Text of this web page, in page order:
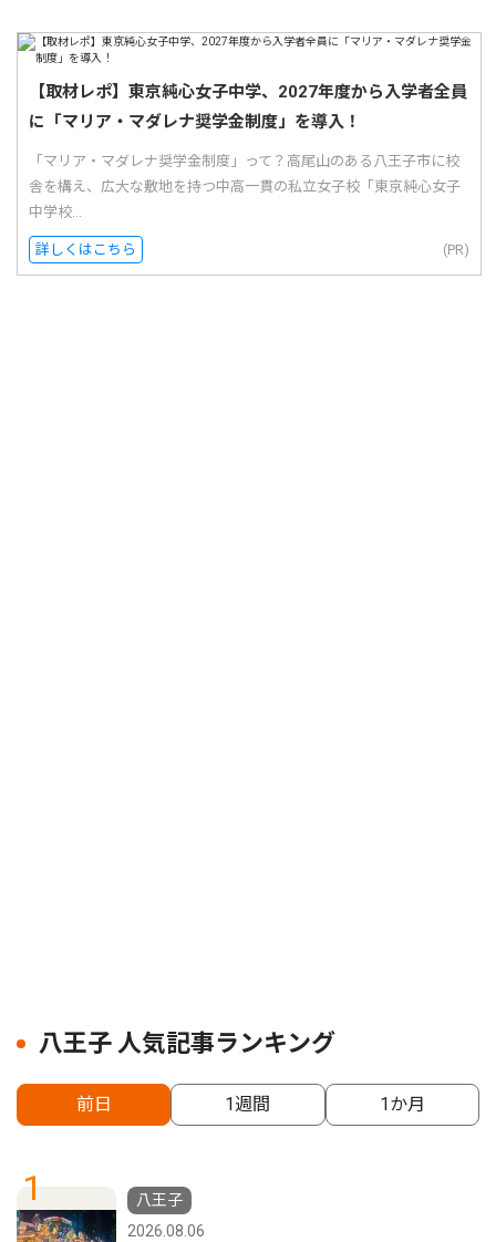
【取材レポ】東京純心女子中学、2027年度から入学者全員
に「マリア・マダレナ奨学金制度」を導入！
「マリア・マダレナ奨学金制度」って？高尾山のある八王子市に校
舎を構え、広大な敷地を持つ中高一貫の私立女子校「東京純心女子
中学校...
詳しくはこちら (PR)
八王子 人気記事ランキング
前日 1週間 1か月
1
八王子
2026.08.06